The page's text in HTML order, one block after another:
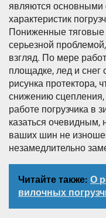
являются основными
характеристик
Пониженные тяговые
серьезной
взгляд. По мере
площадке, лед и снег
рисунка протектора,
снижению
работе погрузчика в
казаться очевидным,
ваших шин не
незамедлительно
Читайте также: О
вилочных